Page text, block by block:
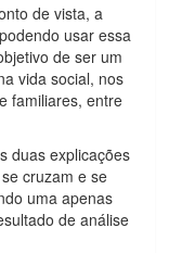
de vista, a
usar essa
de ser um
vida social, nos
familiares, entre
duas explicações
cruzam e se
uma apenas
de análise